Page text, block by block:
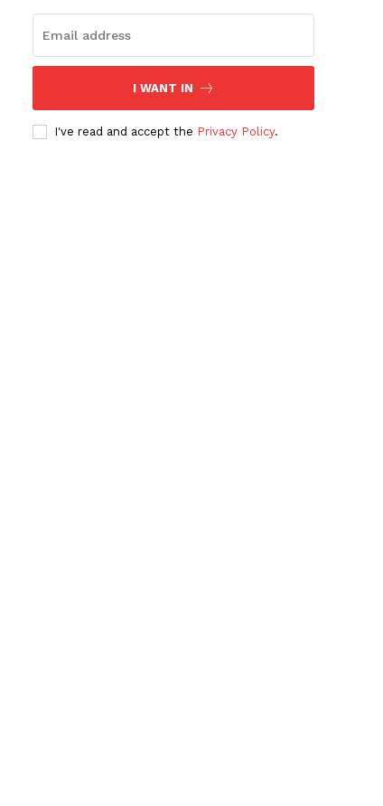
I WANT IN
I've read and accept the Privacy Policy.